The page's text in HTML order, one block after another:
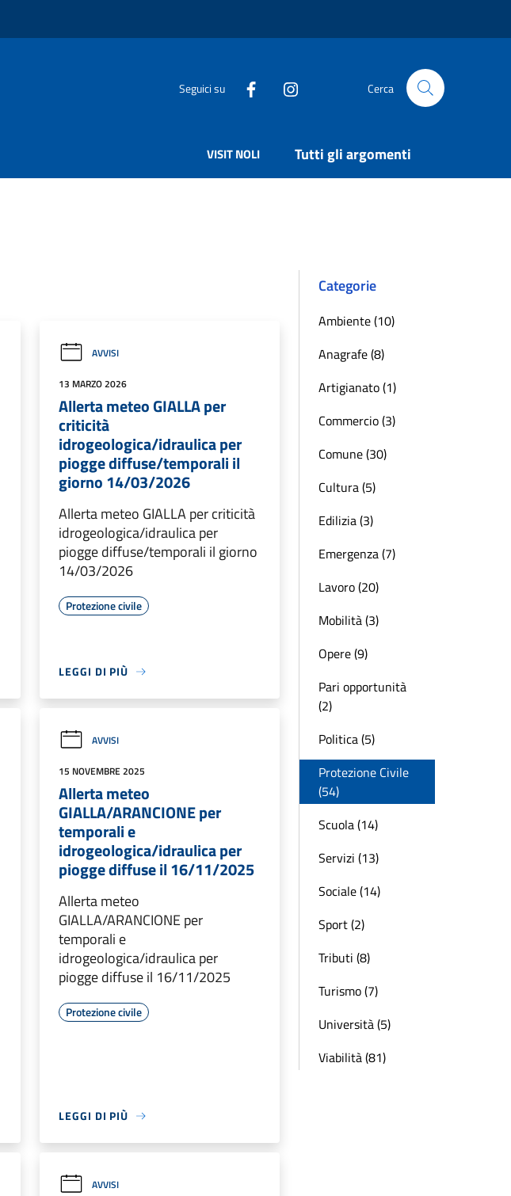
Seguici su Cerca
VISIT NOLI Tutti gli argomenti
AVVISI
13 MARZO 2026
Allerta meteo GIALLA per
criticità
idrogeologica/idraulica per
piogge diffuse/temporali il
giorno 14/03/2026
Allerta meteo GIALLA per criticità
idrogeologica/idraulica per
piogge diffuse/temporali il giorno
14/03/2026
Protezione civile
LEGGI DI PIÙ
AVVISI
15 NOVEMBRE 2025
Allerta meteo
GIALLA/ARANCIONE per
temporali e
idrogeologica/idraulica per
piogge diffuse il 16/11/2025
Allerta meteo
GIALLA/ARANCIONE per
temporali e
idrogeologica/idraulica per
piogge diffuse il 16/11/2025
Protezione civile
LEGGI DI PIÙ
AVVISI
Categorie
Ambiente (10)
Anagrafe (8)
Artigianato (1)
Commercio (3)
Comune (30)
Cultura (5)
Edilizia (3)
Emergenza (7)
Lavoro (20)
Mobilità (3)
Opere (9)
Pari opportunità
(2)
Politica (5)
Protezione Civile
(54)
Scuola (14)
Servizi (13)
Sociale (14)
Sport (2)
Tributi (8)
Turismo (7)
Università (5)
Viabilità (81)